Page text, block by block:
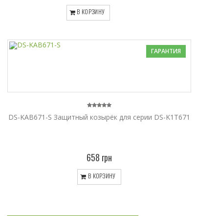
В КОРЗИНУ
ГАРАНТИЯ
DS-KAB671-S Защитный козырёк для серии DS-K1T671
658 грн
В КОРЗИНУ